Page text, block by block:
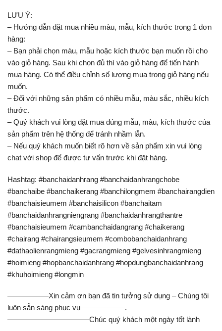
LƯU Ý:
– Hướng dẫn đặt mua nhiều màu, mẫu, kích thước trong 1 đơn
hàng:
– Bạn phải chọn màu, mẫu hoặc kích thước bạn muốn rồi cho
vào giỏ hàng. Sau khi chọn đủ thì vào giỏ hàng để tiến hành
mua hàng. Có thể điều chỉnh số lượng mua trong giỏ hàng nếu
muốn.
– Đối với những sản phẩm có nhiều mẫu, màu sắc, nhiều kích
thước.
– Quý khách vui lòng đặt mua đúng mẫu, màu, kích thước của
sản phẩm trên hệ thống để tránh nhầm lẫn.
– Nếu quý khách muốn biết rõ hơn về sản phẩm xin vui lòng
chat với shop để được tư vấn trước khi đặt hàng.
Hashtag: #banchaidanhrang #banchaidanhrangchobe
#banchaibe #banchaikerang #banchilongmem #banchairangdien
#banchaisieumem #banchaisilicon #banchaitam
#banchaidanhrangniengrang #banchaidanhrangthantre
#banchaisieumem #cambanchaidangrang #chaikerang
#chairang #chairangsieumem #combobanchaidanhrang
#dathaolienrangmieng #gacrangmieng #gelvesinhrangmieng
#hoimieng #hopbanchaidanhrang #hopdungbanchaidanhrang
#khuhoimieng #longmin
—————–Xin cảm ơn bạn đã tin tưởng sử dụng – Chúng tôi
luôn sẵn sàng phục vụ——————.
———————————Chúc quý khách một ngày tốt lành